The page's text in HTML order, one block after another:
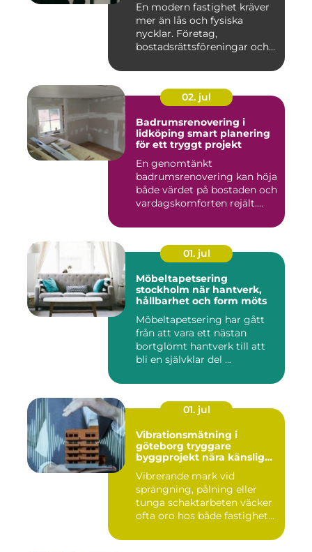
En modern fastighet kräver
mer än lås och fysiska
nycklar. Företag,
bostadsrättsföreningar och
02. jul
Badrumsrenovering i
lidköping smart planering
för ett tryggt projekt
En genomtänkt
badrumsrenovering kan höja
både värdet på bostaden och
vardagskomforten rejält.
01. jul
Möbeltapetsering
stockholm när hantverk,
hållbarhet och form möts
Möbeltapetsering har gått
från att vara ett nästan
bortglömt hantverk till att
bli en självklar del ...
01. jul
Vibrationsmätning i
göteborg tryggare
byggprojekt nära känsliga
Vibrerande mark vid
sprängning, pålning eller
tunga schaktarbeten väcker
ofta oro hos både fastighet...